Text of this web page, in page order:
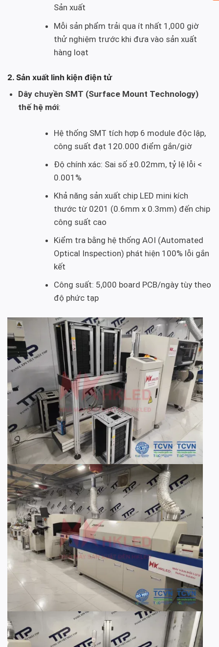
Sản xuất
Mỗi sản phẩm trải qua ít nhất 1,000 giờ
thử nghiệm trước khi đưa vào sản xuất
hàng loạt
2. Sản xuất linh kiện điện tử
Dây chuyền SMT (Surface Mount Technology)
thế hệ mới:
Hệ thống SMT tích hợp 6 module độc lập,
công suất đạt 120.000 điểm gắn/giờ
Độ chính xác: Sai số ±0.02mm, tỷ lệ lỗi <
0.001%
Khả năng sản xuất chip LED mini kích
thước từ 0201 (0.6mm x 0.3mm) đến chip
công suất cao
Kiểm tra bằng hệ thống AOI (Automated
Optical Inspection) phát hiện 100% lỗi gắn
kết
Công suất: 5,000 board PCB/ngày tùy theo
độ phức tạp